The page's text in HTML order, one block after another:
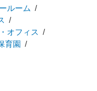
ルーム
オフィス
育園